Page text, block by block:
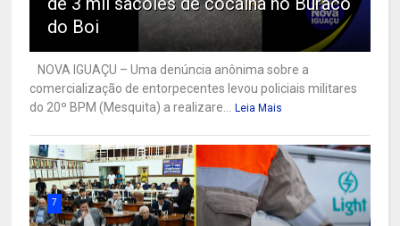
do Boi
NOVA IGUAÇU – Uma denúncia anônima sobre a
comercialização de entorpecentes levou policiais militares
do 20º BPM (Mesquita) a realizare...
Leia Mais
7